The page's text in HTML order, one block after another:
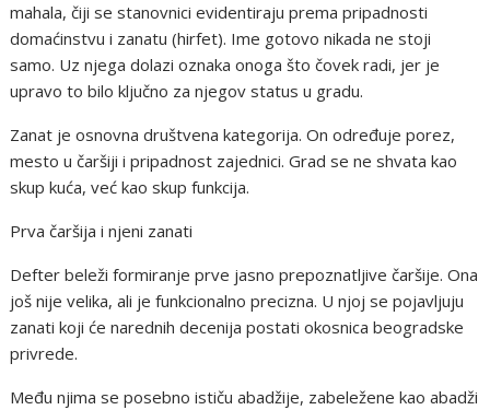
mahala, čiji se stanovnici evidentiraju prema pripadnosti
domaćinstvu i zanatu (hirfet). Ime gotovo nikada ne stoji
samo. Uz njega dolazi oznaka onoga što čovek radi, jer je
upravo to bilo ključno za njegov status u gradu.
Zanat je osnovna društvena kategorija. On određuje porez,
mesto u čaršiji i pripadnost zajednici. Grad se ne shvata kao
skup kuća, već kao skup funkcija.
Prva čaršija i njeni zanati
Defter beleži formiranje prve jasno prepoznatljive čaršije. Ona
još nije velika, ali je funkcionalno precizna. U njoj se pojavljuju
zanati koji će narednih decenija postati okosnica beogradske
privrede.
Među njima se posebno ističu abadžije, zabeležene kao abadži